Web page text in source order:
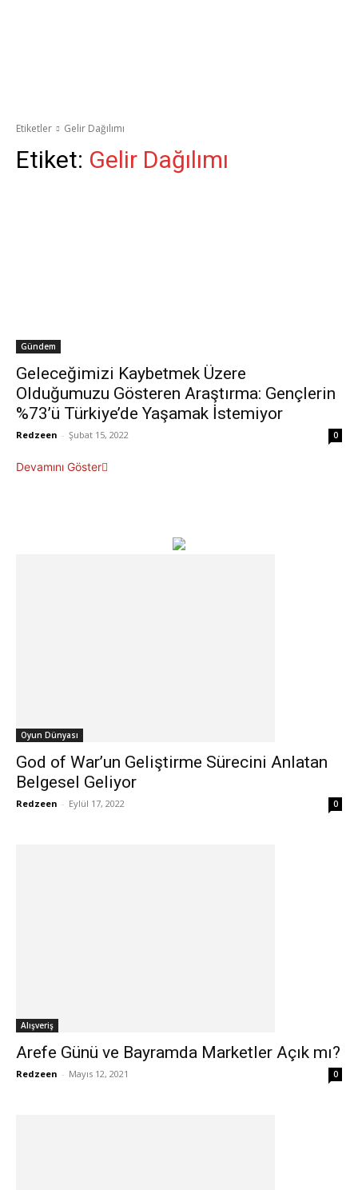
Etiketler Gelir Dağılımı
Etiket: Gelir Dağılımı
Gündem
Geleceğimizi Kaybetmek Üzere
Olduğumuzu Gösteren Araştırma: Gençlerin
%73’ü Türkiye’de Yaşamak İstemiyor
Redzeen - Şubat 15, 2022 0
Devamını Göster
Oyun Dünyası
God of War’un Geliştirme Sürecini Anlatan
Belgesel Geliyor
Redzeen - Eylül 17, 2022 0
Alışveriş
Arefe Günü ve Bayramda Marketler Açık mı?
Redzeen - Mayıs 12, 2021 0